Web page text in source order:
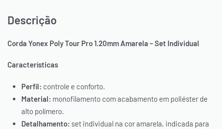
Descrição
Corda Yonex Poly Tour Pro 1.20mm Amarela – Set Individual
Características
Perfil: controle e conforto.
Material: monofilamento com acabamento em poliéster de
alto polímero.
Detalhamento: set individual na cor amarela, indicada para